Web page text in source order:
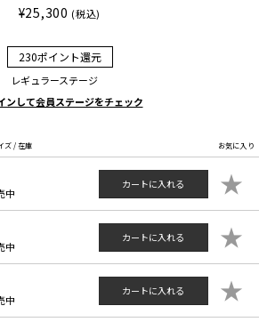
¥25,300 (税込)
230ポイント還元
レギュラーステージ
ンして会員ステージをチェック
ズ / 在庫 お気に入り
中
カートに入れる ★
中
カートに入れる ★
中
カートに入れる ★